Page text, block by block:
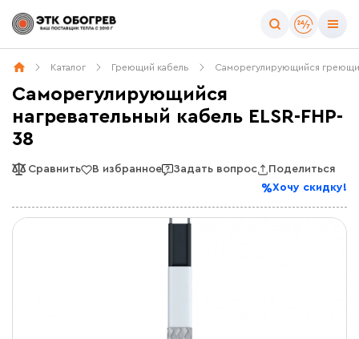
Каталог Греющий кабель Саморегулирующийся
Саморегулирующийся
нагревательный кабель ELSR-FHP-
38
Сравнить В избранное Задать вопрос
Поделиться
Хочу скидку!